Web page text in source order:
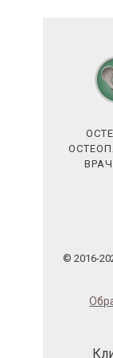
© 2016-